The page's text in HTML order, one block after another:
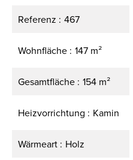
Referenz 467
Wohnfläche 147 m²
Gesamtfläche 154 m²
Heizvorrichtung Kamin
Wärmeart Holz